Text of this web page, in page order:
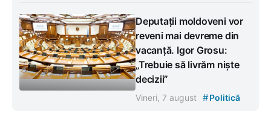
Deputații moldoveni vor
reveni mai devreme din
vacanță. Igor Grosu:
„Trebuie să livrăm niște
decizii”
Vineri, 7 august #Politică